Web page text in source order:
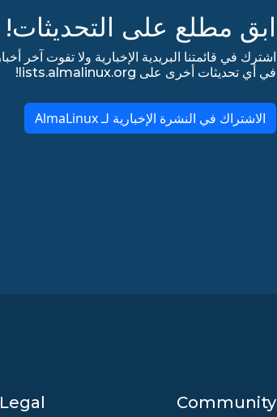
ابق مطلع على التحديثات!
في أي تحديثات أخرى على lists.almalinux.org!
الاشتراك في النشرة الإخبارية لـ AlmaLinux
Community
Legal